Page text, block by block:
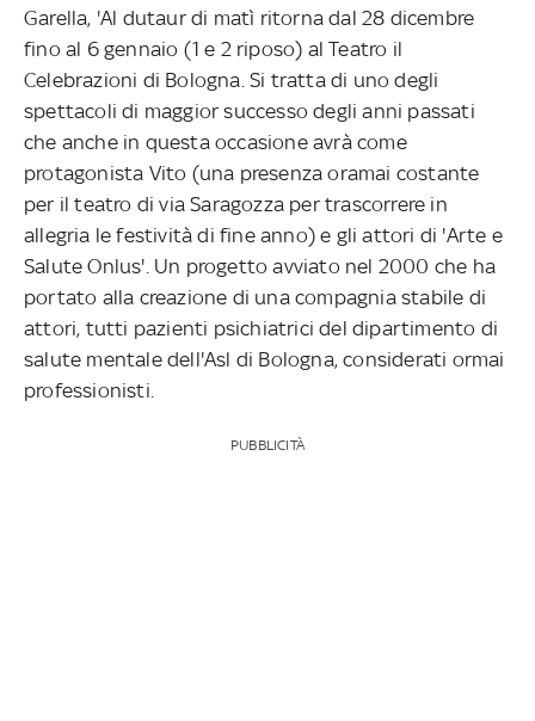
Garella, 'Al dutaur di matì ritorna dal 28 dicembre
fino al 6 gennaio (1 e 2 riposo) al Teatro il
Celebrazioni di Bologna. Si tratta di uno degli
spettacoli di maggior successo degli anni passati
che anche in questa occasione avrà come
protagonista Vito (una presenza oramai costante
per il teatro di via Saragozza per trascorrere in
allegria le festività di fine anno) e gli attori di 'Arte e
Salute Onlus'. Un progetto avviato nel 2000 che ha
portato alla creazione di una compagnia stabile di
attori, tutti pazienti psichiatrici del dipartimento di
salute mentale dell'Asl di Bologna, considerati ormai
professionisti.
PUBBLICITÀ